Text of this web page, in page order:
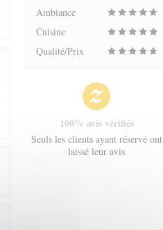
Ambiance
Cuisine
Qualité/Prix
100% avis vérifiés
Seuls les clients ayant réservé ont
laissé leur avis